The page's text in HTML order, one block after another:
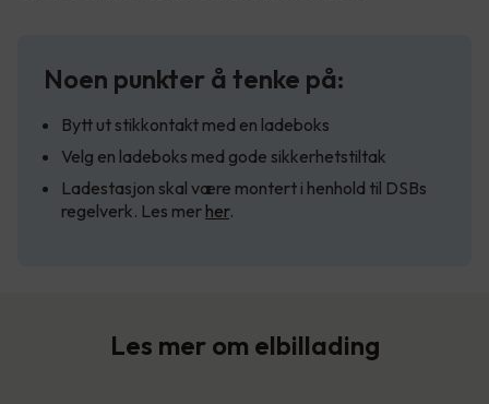
Noen punkter å tenke på:
Bytt ut stikkontakt med en ladeboks
Velg en ladeboks med gode sikkerhetstiltak
Ladestasjon skal være montert i henhold til DSBs
regelverk. Les mer her.
Les mer om elbillading